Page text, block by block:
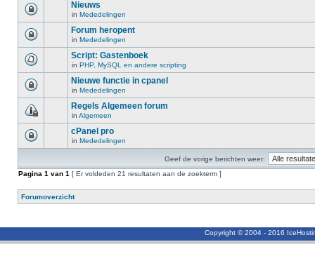
Nieuws
in Mededelingen
Forum heropent
in Mededelingen
Script: Gastenboek
in PHP, MySQL en andere scripting
Nieuwe functie in cpanel
in Mededelingen
Regels Algemeen forum
in Algemeen
cPanel pro
in Mededelingen
Geef de vorige berichten weer:
Pagina 1 van 1 [ Er voldeden 21 resultaten aan de zoekterm ]
Forumoverzicht
Copyright © 2004 - 2016